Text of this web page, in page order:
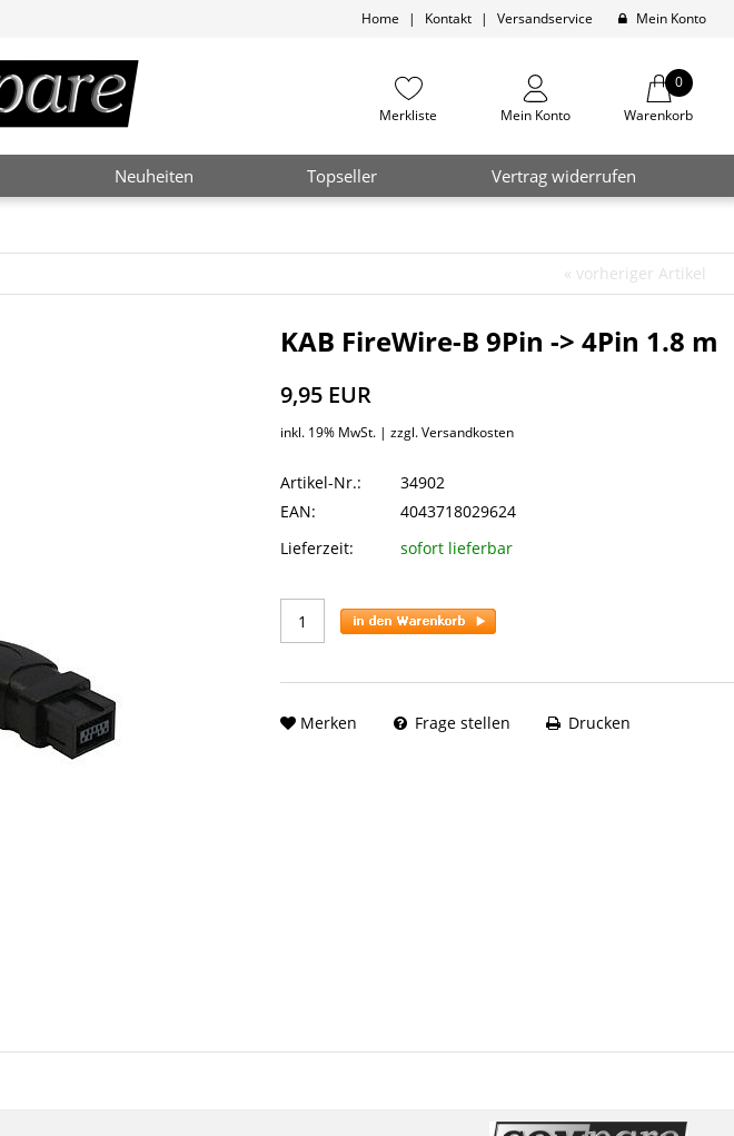
Home | Kontakt | Versandservice Mein Konto
Merkliste Mein Konto
0
Warenkorb
Neuheiten Topseller Vertrag widerrufen
« vorheriger Artikel
KAB FireWire-B 9Pin -> 4Pin 1.8 m
9,95 EUR
inkl. 19% MwSt. | zzgl. Versandkosten
Artikel-Nr.:
34902
EAN:
4043718029624
Lieferzeit:
sofort lieferbar
Merken Frage stellen Drucken